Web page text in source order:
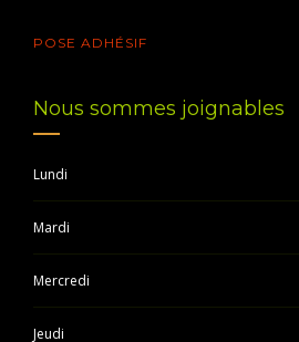
POSE ADHÉSIF
Nous sommes joignables
Lundi
Mardi
Mercredi
Jeudi